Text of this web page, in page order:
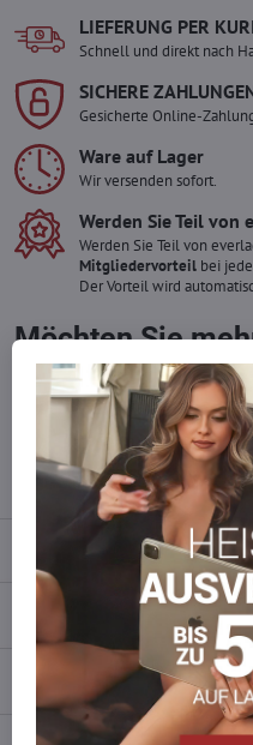
LIEFERUNG PER
Schnell und direkt nach
SICHERE
Gesicherte Online-
Ware auf Lager
Wir versenden sofort.
Werden Sie Teil von
Werden Sie Teil von
Mitgliedervorteil bei
Der Vorteil wird
Möchten Sie
Zögern Sie nicht, uns zu
wieder auf!
info​​@everlady​​.eu
Bewertungen
Diskussion 0